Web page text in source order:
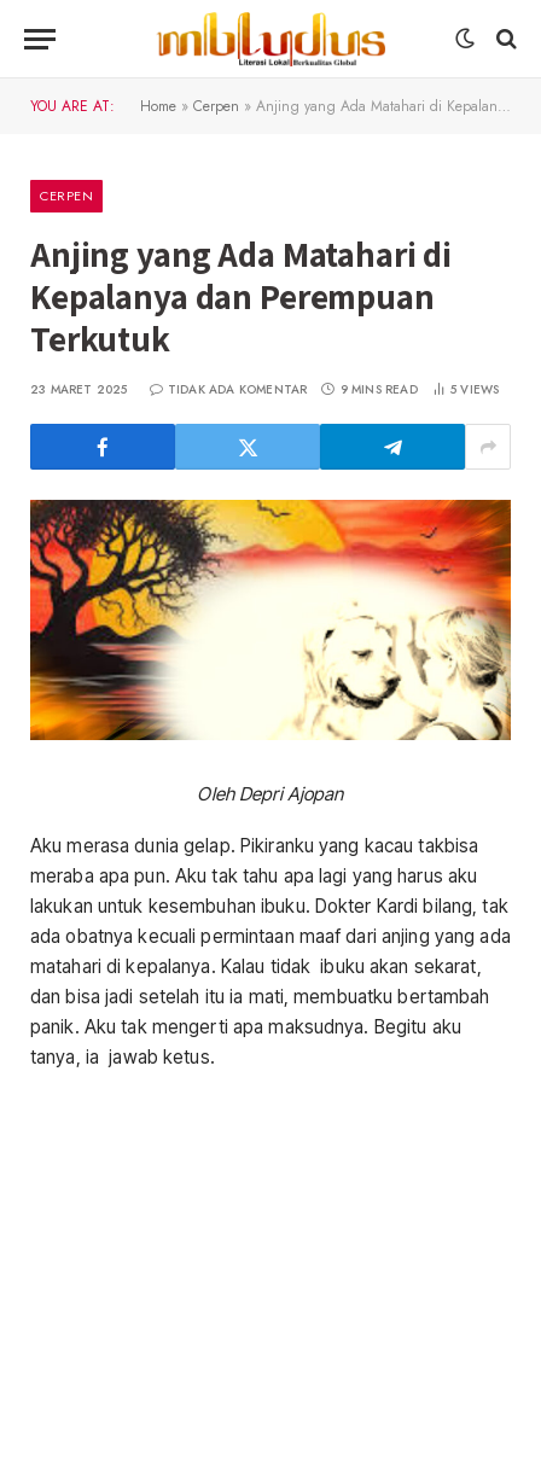
YOU ARE AT: Home » Cerpen » Anjing yang Ada Matahari di Kepalanya dan Perempuan Terkutuk
CERPEN
Anjing yang Ada Matahari di
Kepalanya dan Perempuan
Terkutuk
23 MARET 2025 TIDAK ADA KOMENTAR 9 MINS READ 5VIEWS
Oleh Depri Ajopan
Aku merasa dunia gelap. Pikiranku yang kacau takbisa
meraba apa pun. Aku tak tahu apa lagi yang harus aku
lakukan untuk kesembuhan ibuku. Dokter Kardi bilang, tak
ada obatnya kecuali permintaan maaf dari anjing yang ada
matahari di kepalanya. Kalau tidak ibuku akan sekarat,
dan bisa jadi setelah itu ia mati, membuatku bertambah
panik. Aku tak mengerti apa maksudnya. Begitu aku
tanya, ia jawab ketus.